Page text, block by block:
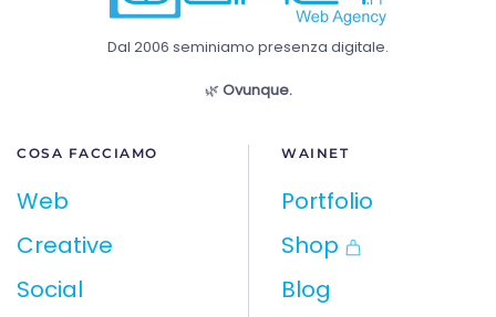
Dal 2006 seminiamo presenza digitale.
🌿 Ovunque.
COSA FACCIAMO
Web
Creative
Social
WAINET
Portfolio
Shop
Blog